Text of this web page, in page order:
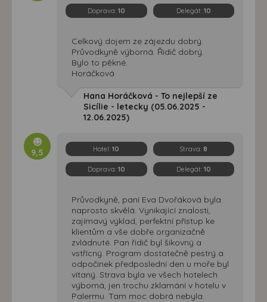
Doprava: 10 Delegát: 10
Celkový dojem ze zájezdu dobrý.
Průvodkyně výborná. Řidič dobrý.
Bylo to pěkné.
Horáčková
Hana Horáčková - To nejlepší ze
Sicílie - letecky (05.06.2025 -
12.06.2025)
9,5 Hotel:10 Strava: 8
Doprava: 10 Delegát: 10
Průvodkyně, paní Eva Dvořáková byla
naprosto skvělá. Vynikající znalosti,
zajímavý výklad, perfektní přístup ke
klientům a vše dobře organizačně
zvládnuté. Pan řidič byl šikovný a
vstřícný. Program dostatečně pestrý a
odpočinek předposlední den u moře byl
vítaný. Strava byla ve všech hotelech
výborná, jen trochu zklamání v hotelu v
Palermu. Tam moc dobrá nebyla.